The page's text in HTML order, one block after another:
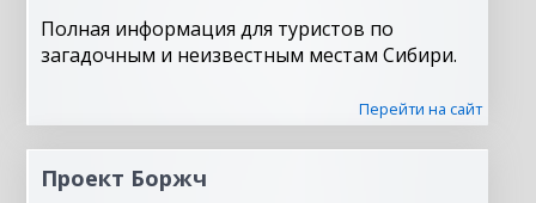
Полная информация для туристов по
загадочным и неизвестным местам Сибири.
Перейти на сайт
Проект Боржч